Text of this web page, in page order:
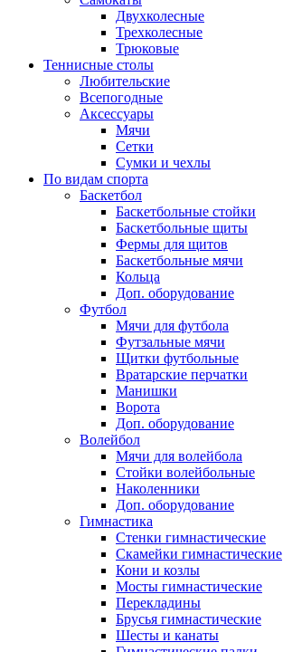
Двухколесные
Трехколесные
Трюковые
Теннисные столы
Любительские
Всепогодные
Аксессуары
Мячи
Сетки
Сумки и чехлы
По видам спорта
Баскетбол
Баскетбольные стойки
Баскетбольные щиты
Фермы для щитов
Баскетбольные мячи
Кольца
Доп. оборудование
Футбол
Мячи для футбола
Футзальные мячи
Щитки футбольные
Вратарские перчатки
Манишки
Ворота
Доп. оборудование
Волейбол
Мячи для волейбола
Стойки волейбольные
Наколенники
Доп. оборудование
Гимнастика
Стенки гимнастические
Скамейки гимнастические
Кони и козлы
Мосты гимнастические
Перекладины
Брусья гимнастические
Шесты и канаты